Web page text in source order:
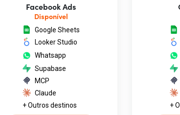
Facebook Ads
Disponível
Google Sheets
Looker Studio
Whatsapp
Supabase
MCP
Claude
+ Outros destinos
+